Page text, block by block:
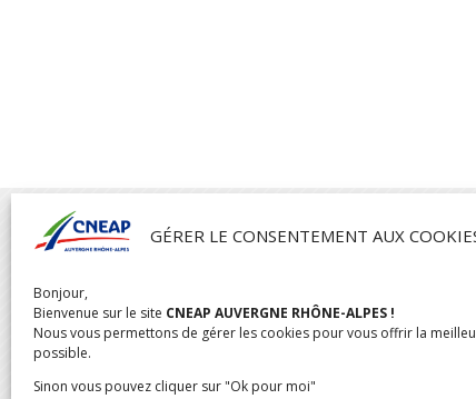
GÉRER LE CONSENTEMENT AUX
Bonjour,
Bienvenue sur le site CNEAP AUVERGNE RHÔNE-ALPES !
Nous vous permettons de gérer les cookies pour vous offrir la
possible.
Sinon vous pouvez cliquer sur "Ok pour moi"

04 rue de l’Oratoire,